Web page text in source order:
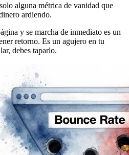
alguna métrica de vanidad que
ardiendo.
y se marcha de inmediato es un
retorno. Es un agujero en tu
debes taparlo.